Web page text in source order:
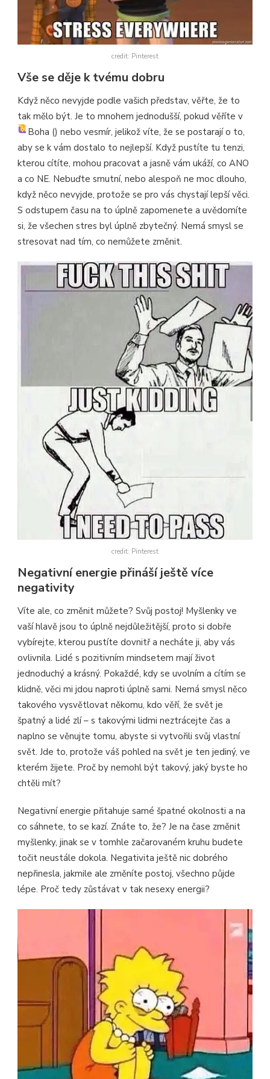
credit: Pinterest
Vše se děje k tvému dobru
Když něco nevyjde podle vašich představ, věřte, že to
tak mělo být. Je to mnohem jednodušší, pokud věříte v
Boha () nebo vesmír, jelikož víte, že se postarají o to,
aby se k vám dostalo to nejlepší. Když pustíte tu tenzi,
kterou cítíte, mohou pracovat a jasně vám ukáží, co ANO
a co NE. Nebuďte smutní, nebo alespoň ne moc dlouho,
když něco nevyjde, protože se pro vás chystají lepší věci.
S odstupem času na to úplně zapomenete a uvědomíte
si, že všechen stres byl úplně zbytečný. Nemá smysl se
stresovat nad tím, co nemůžete změnit.
credit: Pinterest
Negativní energie přináší ještě více
negativity
Víte ale, co změnit můžete? Svůj postoj! Myšlenky ve
vaší hlavě jsou to úplně nejdůležitější, proto si dobře
vybírejte, kterou pustíte dovnitř a necháte ji, aby vás
ovlivnila. Lidé s pozitivním mindsetem mají život
jednoduchý a krásný. Pokaždé, kdy se uvolním a cítím se
klidně, věci mi jdou naproti úplně sami. Nemá smysl něco
takového vysvětlovat někomu, kdo věří, že svět je
špatný a lidé zlí – s takovými lidmi neztrácejte čas a
naplno se věnujte tomu, abyste si vytvořili svůj vlastní
svět. Jde to, protože váš pohled na svět je ten jediný, ve
kterém žijete. Proč by nemohl být takový, jaký byste ho
chtěli mít?
Negativní energie přitahuje samé špatné okolnosti a na
co sáhnete, to se kazí. Znáte to, že? Je na čase změnit
myšlenky, jinak se v tomhle začarovaném kruhu budete
točit neustále dokola. Negativita ještě nic dobrého
nepřinesla, jakmile ale změníte postoj, všechno půjde
lépe. Proč tedy zůstávat v tak nesexy energii?